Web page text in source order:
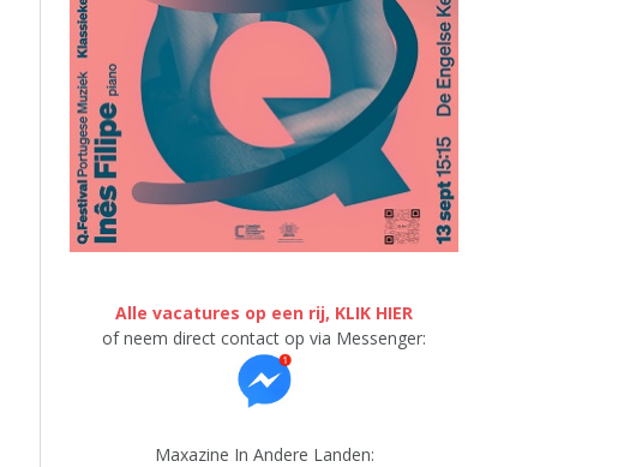
Alle vacatures op een rij, KLIK HIER
of neem direct contact op via Messenger:
Maxazine In Andere Landen: